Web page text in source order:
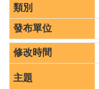
組
織
介
紹